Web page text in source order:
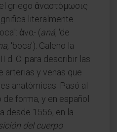
griego ἀναστόμωσις
literalmente
ἀνα- (aná, 'de
, 'boca'). Galeno la
d. C. para describir las
arterias y venas que
anatómicas. Pasó al
forma, y en español
desde 1556, en la
del cuerpo